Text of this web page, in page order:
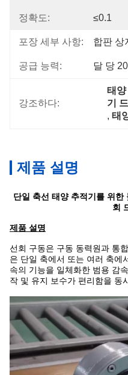
정확도: ≤0.1
포장 세부 사항: 합판 상
공급 능력: 달 당
강조하다:
태양
기
, 태
제품 설명
단일 축선 태양 추적기를 위한
회
제품 설명
선회 구동은 구동 동력원과 통
은 단일 축에서 또는 여러 축에
속의 기능을 일체화한 범용 감
작 및 유지 보수가 편리함을 동